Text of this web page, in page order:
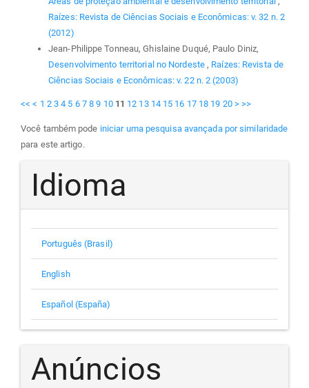
Raízes: Revista de Ciências Sociais e Econômicas: v. 32 n. 2
(2012)
Jean-Philippe Tonneau, Ghislaine Duqué, Paulo Diniz,
Desenvolvimento territorial no Nordeste , Raízes: Revista de
Ciências Sociais e Econômicas: v. 22 n. 2 (2003)
<< < 1 2 3 4 5 6 7 8 9 10 11 12 13 14 15 16 17 18 19 20 > >>
Você também pode iniciar uma pesquisa avançada por similaridade
para este artigo.
Idioma
Português (Brasil)
English
Español (España)
Anúncios